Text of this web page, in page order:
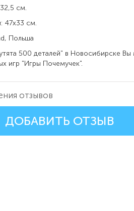
см.
47х33 см.
Польша
500 деталей" в Новосибирске
игр "Игры Почемучек".
отзывов
ДОБАВИТЬ ОТЗЫВ